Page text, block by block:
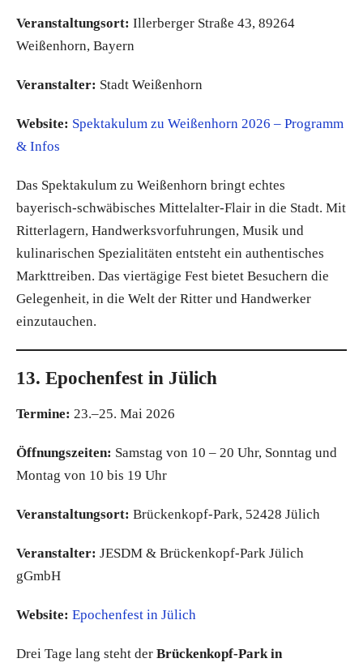
Veranstaltungsort: Illerberger Straße 43, 89264
Weißenhorn, Bayern
Veranstalter: Stadt Weißenhorn
Website: Spektakulum zu Weißenhorn 2026 – Programm
& Infos
Das Spektakulum zu Weißenhorn bringt echtes
bayerisch-schwäbisches Mittelalter-Flair in die Stadt. Mit
Ritterlagern, Handwerksvorfuhrungen, Musik und
kulinarischen Spezialitäten entsteht ein authentisches
Markttreiben. Das viertägige Fest bietet Besuchern die
Gelegenheit, in die Welt der Ritter und Handwerker
einzutauchen.
13. Epochenfest in Jülich
Termine: 23.–25. Mai 2026
Öffnungszeiten: Samstag von 10 – 20 Uhr, Sonntag und
Montag von 10 bis 19 Uhr
Veranstaltungsort: Brückenkopf-Park, 52428 Jülich
Veranstalter: JESDM & Brückenkopf-Park Jülich
gGmbH
Website: Epochenfest in Jülich
Drei Tage lang steht der Brückenkopf-Park in